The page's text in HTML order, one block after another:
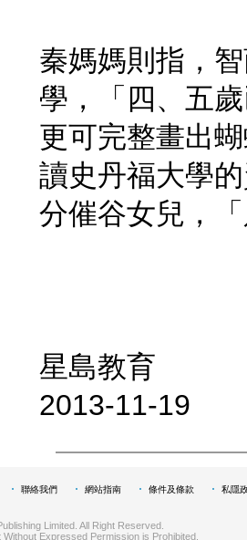
秦媽媽則指，
學，「四、五
更可完整畫出
讀史丹福大學
分催谷女兒，
星島教育
2013-11-19
聯絡我們 網站指南 條件及條款 私隱
Limited. All Right Reserved.
Expressed Permission is Prohibited.